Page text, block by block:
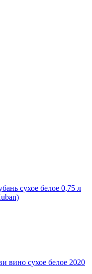
сухое белое 0,75 л